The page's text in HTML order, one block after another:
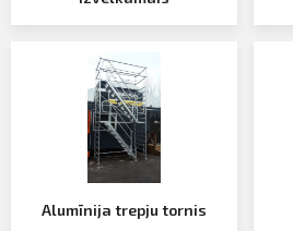
Alumīnija trepju tornis